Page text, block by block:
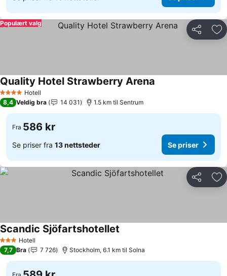
Del
Populært valg
4 StjernerHotell
Quality Hotel Strawberry Arena
8,4 Veldig bra 14 031 1.5 km til Sentrum
Fra 586 kr
Se priser fra 13 nettsteder Se priser
Del
3 StjernerHotell
Scandic Sjöfartshotellet
7,7 Bra 7 726 Stockholm, 6.1 km til Solna
Fra